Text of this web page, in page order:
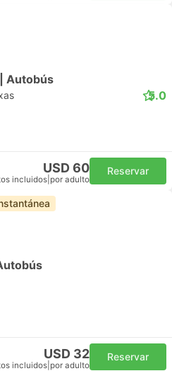
Autobús
5.0
USD 60
incluidos por adulto
Reservar
USD 32
incluidos por adulto
Reservar